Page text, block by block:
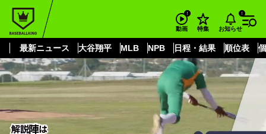
動画 特集 お知らせ
最新ニュース 大谷翔平 MLB NPB 日程・結果 順位表
もっと見る